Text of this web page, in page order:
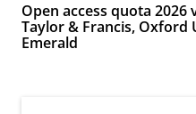
Open access quota
Taylor & Francis, Oxford
Emerald